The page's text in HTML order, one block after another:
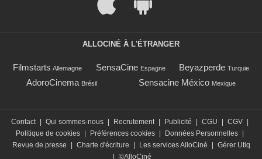
ALLOCINÉ À L'ÉTRANGER
Filmstarts Allemagne SensaCine Espagne Beyazperde Turquie
AdoroCinema Brésil Sensacine México Mexique
Contact Qui sommes-nous Recrutement Publicité CGU CGV
Politique de cookies
Préférences cookies Données Personnelles
Revue de presse
Charte d'écriture Les services AlloCiné
Gérer Utiq
©AlloCiné